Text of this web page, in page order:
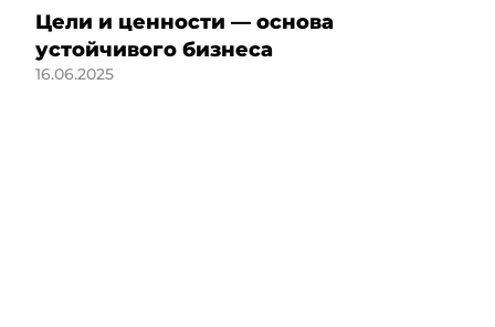
Цели и ценности — основа
устойчивого бизнеса
16.06.2025